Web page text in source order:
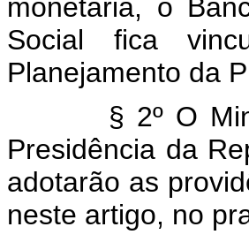
monetária, o
Social fica
Planejamento da
§ 2º O
Presidência da
adotarão as
neste artigo, no